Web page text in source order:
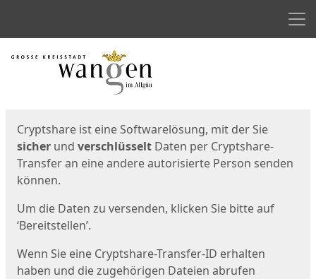
Start
Cryptshare ist eine Softwarelösung, mit der Sie
sicher und verschlüsselt Daten per Cryptshare-
Transfer an eine andere autorisierte Person senden
können.
Um die Daten zu versenden, klicken Sie bitte auf
‘Bereitstellen’.
Wenn Sie eine Cryptshare-Transfer-ID erhalten
haben und die zugehörigen Dateien abrufen